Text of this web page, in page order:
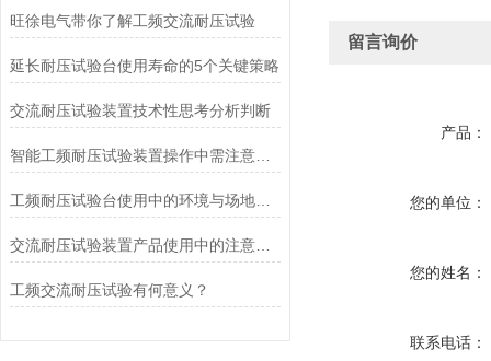
旺徐电气带你了解工频交流耐压试验
延长耐压试验台使用寿命的5个关键策略
交流耐压试验装置技术性思考分析判断
智能工频耐压试验装置操作中需注意的问题
工频耐压试验台使用中的环境与场地要求
交流耐压试验装置产品使用中的注意事项
工频交流耐压试验有何意义？
留言询价
产品：
您的单位：
您的姓名：
联系电话：